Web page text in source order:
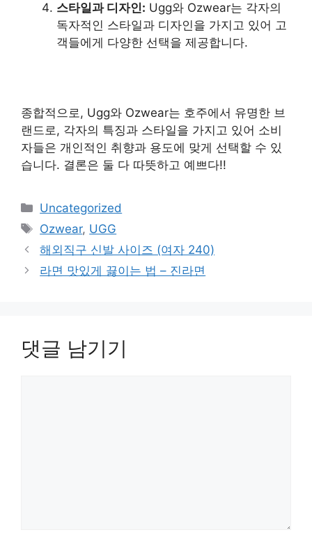
스타일과 디자인: Ugg와 Ozwear는 각자의
독자적인 스타일과 디자인을 가지고 있어 고
객들에게 다양한 선택을 제공합니다.
종합적으로, Ugg와 Ozwear는 호주에서 유명한 브
랜드로, 각자의 특징과 스타일을 가지고 있어 소비
자들은 개인적인 취향과 용도에 맞게 선택할 수 있
습니다. 결론은 둘 다 따뜻하고 예쁘다!!
카
테
리
Uncategorized
태
그
Ozwear, UGG
해외직구 신발 사이즈 (여자 240)
라면 맛있게 끓이는 법 – 진라면
댓글 남기기